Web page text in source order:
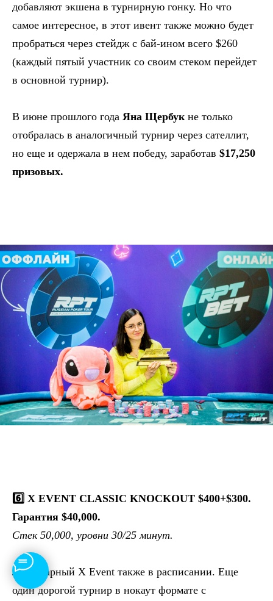
добавляют экшена в турнирную гонку. Но что
самое интересное, в этот ивент также можно будет
пробраться через стейдж с бай-ином всего $260
(каждый пятый участник со своим стеком перейдет
в основной турнир).
В июне прошлого года Яна Щербукне только
отобралась в аналогичный турнир через сателлит,
но еще и одержала в нем победу, заработав $17,250
призовых.
6️⃣ X EVENT CLASSIC KNOCKOUT $400+$300.
Гарантия $40,000.
Стек 50,000, уровни 30/25 минут.
Легендарный X Event также в расписании. Еще
один дорогой турнир в нокаут формате с